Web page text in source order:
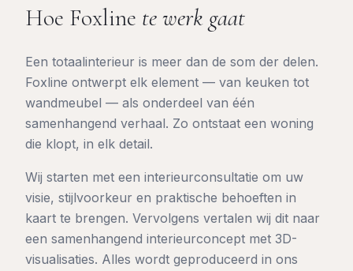
Hoe Foxline te werk gaat
Een totaalinterieur is meer dan de som der delen.
Foxline ontwerpt elk element — van keuken tot
wandmeubel — als onderdeel van één
samenhangend verhaal. Zo ontstaat een woning
die klopt, in elk detail.
Wij starten met een interieurconsultatie om uw
visie, stijlvoorkeur en praktische behoeften in
kaart te brengen. Vervolgens vertalen wij dit naar
een samenhangend interieurconcept met 3D-
visualisaties. Alles wordt geproduceerd in ons